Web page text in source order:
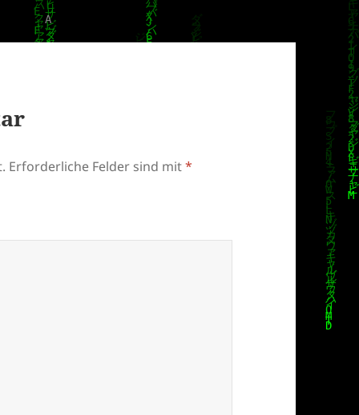
Erforderliche Felder sind mit*